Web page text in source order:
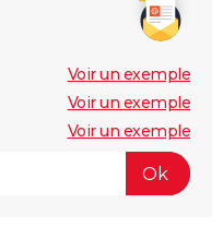
Voir un exemple
Voir un exemple
Voir un exemple